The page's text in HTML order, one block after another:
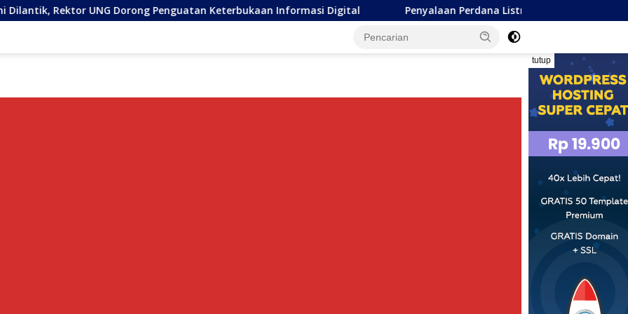
UNG Dorong Penguatan Keterbukaan Informasi Digital Penyalaan Perdana Listrik di Pulau Dudepo, Wagub Idah:
tutup